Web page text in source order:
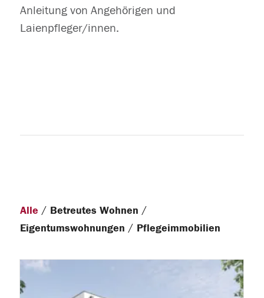
Anleitung von Angehörigen und
Laienpfleger/innen.
Alle / Betreutes Wohnen /
Eigentumswohnungen / Pflegeimmobilien